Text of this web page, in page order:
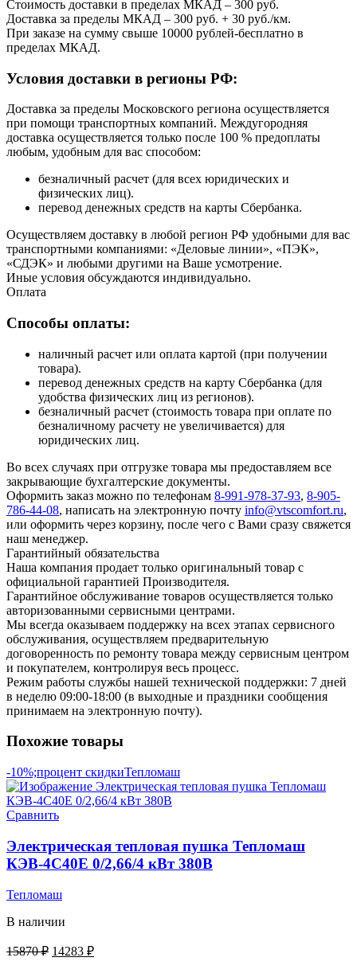
Стоимость доставки в пределах МКАД – 300 руб.
Доставка за пределы МКАД – 300 руб. + 30 руб./км.
При заказе на сумму свыше 10000 рублей-бесплатно в
пределах МКАД.
Условия доставки в регионы РФ:
Доставка за пределы Московского региона осуществляется
при помощи транспортных компаний. Междугородняя
доставка осуществляется только после 100 % предоплаты
любым, удобным для вас способом:
безналичный расчет (для всех юридических и
физических лиц).
перевод денежных средств на карты Сбербанка.
Осуществляем доставку в любой регион РФ удобными для вас
транспортными компаниями: «Деловые линии», «ПЭК»,
«СДЭК» и любыми другими на Ваше усмотрение.
Иные условия обсуждаются индивидуально.
Оплата
Способы оплаты:
наличный расчет или оплата картой (при получении
товара).
перевод денежных средств на карту Сбербанка (для
удобства физических лиц из регионов).
безналичный расчет (стоимость товара при оплате по
безналичному расчету не увеличивается) для
юридических лиц.
Во всех случаях при отгрузке товара мы предоставляем все
закрывающие бухгалтерские документы.
Оформить заказ можно по телефонам 8-991-978-37-93, 8-905-
786-44-08, написать на электронную почту info@vtscomfort.ru,
или оформить через корзину, после чего с Вами сразу свяжется
наш менеджер.
Гарантийный обязательства
Наша компания продает только оригинальный товар с
официальной гарантией Производителя.
Гарантийное обслуживание товаров осуществляется только
авторизованными сервисными центрами.
Мы всегда оказываем поддержку на всех этапах сервисного
обслуживания, осуществляем предварительную
договоренность по ремонту товара между сервисным центром
и покупателем, контролируя весь процесс.
Режим работы службы нашей технической поддержки: 7 дней
в неделю 09:00-18:00 (в выходные и праздники сообщения
принимаем на электронную почту).
Похожие товары
-10%;процент скидкиТепломаш
Сравнить
Электрическая тепловая пушка Тепломаш
КЭВ-4С40Е 0/2,66/4 кВт 380В
Тепломаш
В наличии
15870₽ 14283 ₽